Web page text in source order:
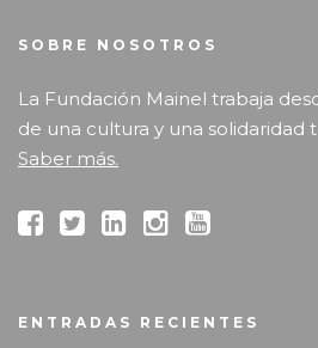
SOBRE NOSOTROS
La Fundación Mainel trabaja
de una cultura y una solidaridad
Saber más.
ENTRADAS RECIENTES